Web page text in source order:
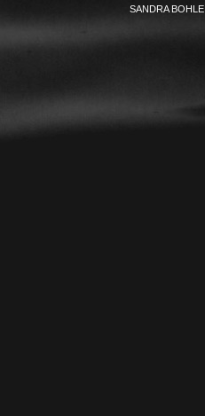
SANDRA BOHLE